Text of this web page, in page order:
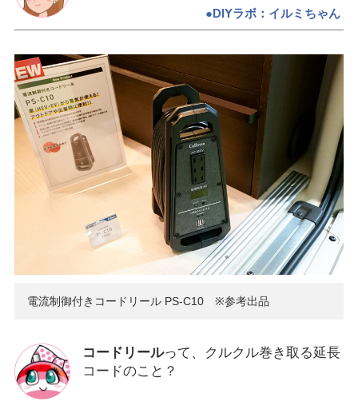
●DIYラボ：イルミちゃん
電流制御付きコードリール PS-C10 ※参考出品
コードリールって、クルクル巻き取る延長
コードのこと？